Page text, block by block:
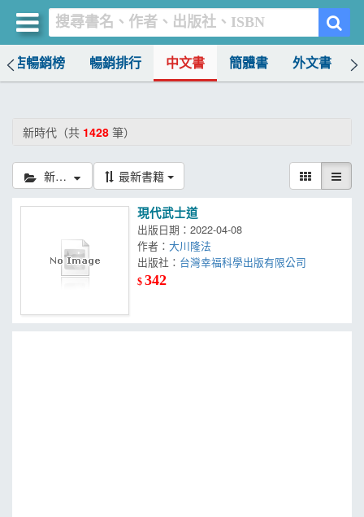
書店暢銷榜 暢銷排行 中文書 簡體書 外文書
新時代（共 1428 筆）
新時代 最新書籍
現代武士道
出版日期：2022-04-08
作者：大川隆法
出版社：
$342
買書網
書店暢銷榜
簡體書
外文書